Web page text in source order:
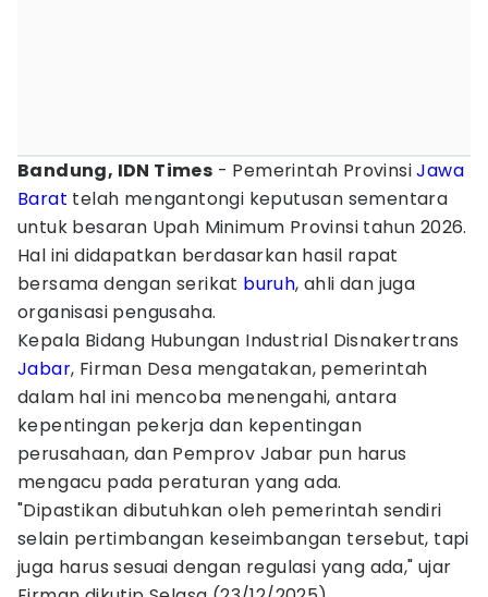
Bandung, IDN Times - Pemerintah ProvinsiJawa
Barat telah mengantongi keputusan sementara
untuk besaran Upah Minimum Provinsi tahun 2026.
Hal ini didapatkan berdasarkan hasil rapat
bersama dengan serikat buruh, ahli dan juga
organisasi pengusaha.
Kepala Bidang Hubungan Industrial Disnakertrans
Jabar, Firman Desa mengatakan, pemerintah
dalam hal ini mencoba menengahi, antara
kepentingan pekerja dan kepentingan
perusahaan, dan Pemprov Jabar pun harus
mengacu pada peraturan yang ada.
"Dipastikan dibutuhkan oleh pemerintah sendiri
selain pertimbangan keseimbangan tersebut, tapi
juga harus sesuai dengan regulasi yang ada," ujar